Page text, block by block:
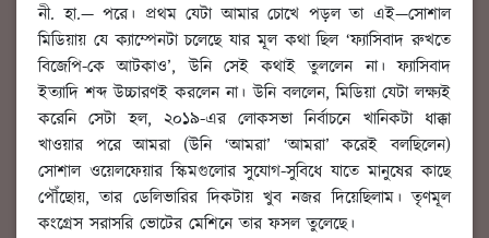
নী. হা.—পরে। প্রথম যেটা আমার চোখে পড়ল তা এই—সোশাল
মিডিয়ায় যে ক্যাম্পেনটা চলেছে যার মূল কথা ছিল ‘ফ্যাসিবাদ রুখতে
বিজেপি-কে আটকাও’, উনি সেই কথাই তুললেন না। ফ্যাসিবাদ
ইত্যাদি শব্দ উচ্চারণই করলেন না। উনি বললেন, মিডিয়া যেটা লক্ষ্যই
করেনি সেটা হল, ২০১৯-এর লোকসভা নির্বাচনে খানিকটা ধাক্কা
খাওয়ার পরে আমরা (উনি ‘আমরা’ ‘আমরা’ করেই বলছিলেন)
সোশাল ওয়েলফেয়ার স্কিমগুলোর সুযোগ-সুবিধে যাতে মানুষের কাছে
পৌঁছোয়, তার ডেলিভারির দিকটায় খুব নজর দিয়েছিলাম। তৃণমূল
কংগ্রেস সরাসরি ভোটের মেশিনে তার ফসল তুলেছে।